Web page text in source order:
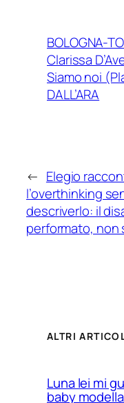
BOLOGNA-
Clarissa
Siamo noi
DALL’ARA
← Elegio
l’overthinking
descriverlo: il
performato, non
ALTRI
Luna lei mi
baby